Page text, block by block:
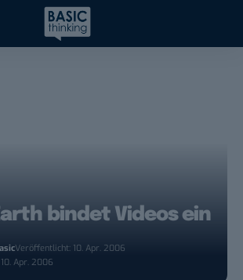
bindet Videos ein
Veröffentlicht: 10. Apr. 2006
Apr. 2006